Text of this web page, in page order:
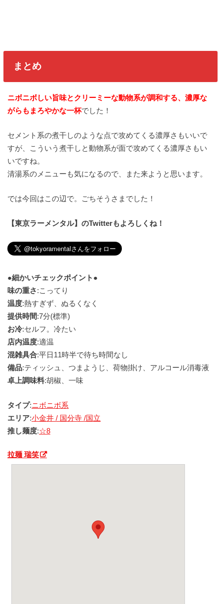
まとめ
ニボニボしい旨味とクリーミーな動物系が調和する、濃厚な
がらもまろやかな一杯でした！
セメント系の煮干しのような点で攻めてくる濃厚さもいいで
すが、こういう煮干しと動物系が面で攻めてくる濃厚さもい
いですね。
清湯系のメニューも気になるので、また来ようと思います。
では今回はこの辺で。ごちそうさまでした！
【東京ラーメンタル】のTwitterもよろしくね！
●細かいチェックポイント●
味の重さ:こってり
温度:熱すぎず、ぬるくなく
提供時間:7分(標準)
お冷:セルフ。冷たい
店内温度:適温
混雑具合:平日11時半で待ち時間なし
備品:ティッシュ、つまようじ、荷物掛け、アルコール消毒液
卓上調味料:胡椒、一味
タイプ:ニボニボ系
エリア:小金井 / 国分寺 /国立
推し麺度:☆8
拉麺 瑞笑